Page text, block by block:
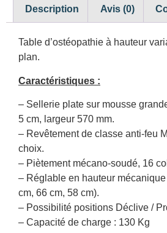
Description Avis (0)
Table d’ostéopathie à hauteur
plan.
Caractéristiques :
– Sellerie plate sur mousse
5 cm, largeur 570 mm.
– Revêtement de classe anti-feu
choix.
– Piètement mécano-soudé, 16
– Réglable en hauteur
cm, 66 cm, 58 cm).
– Possibilité positions Déclive /
– Capacité de charge : 130 Kg